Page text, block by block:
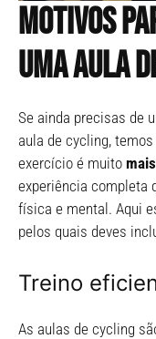
Motivos
uma aula
Se ainda precisas de
aula de cycling,
exercício é muito
experiência completa
física e mental. Aqui
pelos quais deves
Treino
As aulas de cycling